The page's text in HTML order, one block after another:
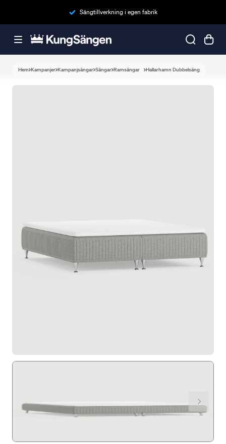
Sängtillverkning i egen fabrik
Hem Kampanjer Kampanjsängar Sängar Ramsängar Hallarhamn Dubbelsäng